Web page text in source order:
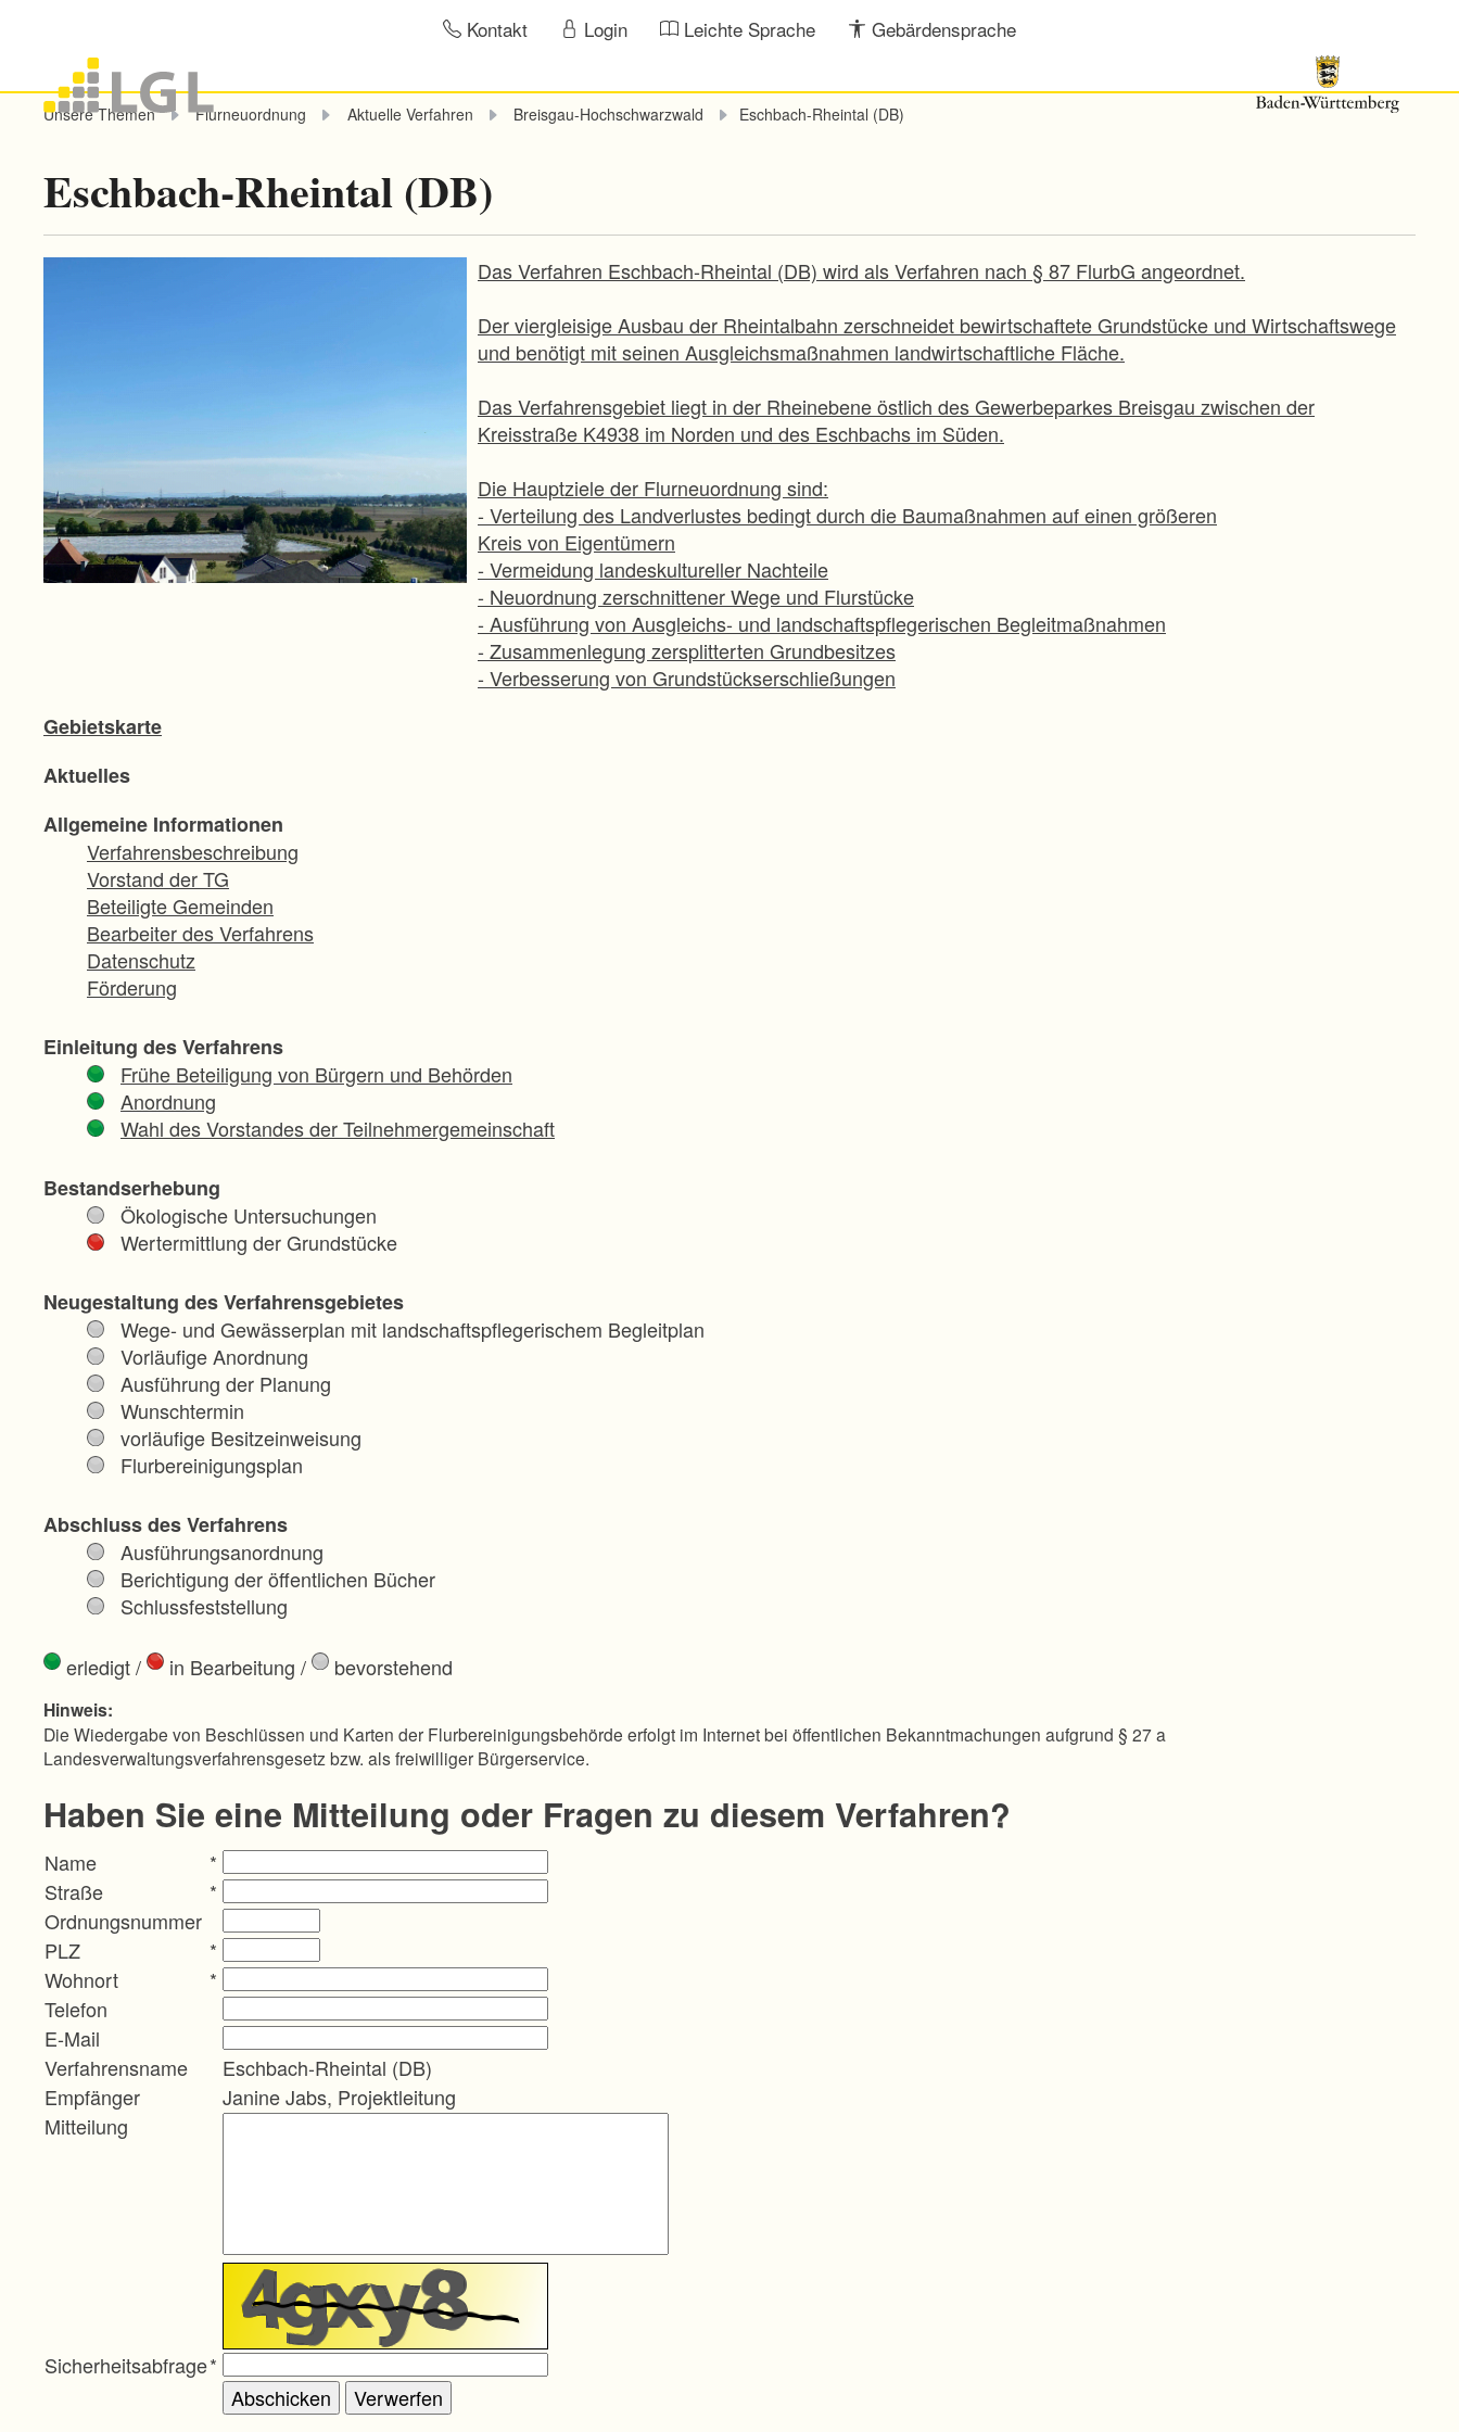
Kontakt Login Leichte Sprache Gebärdensprache
Unsere Themen Flurneuordnung Aktuelle Verfahren Breisgau-Hochschwarzwald Eschbach-Rheintal (DB)
Eschbach-Rheintal (DB)
Das Verfahren Eschbach-Rheintal (DB) wird als Verfahren nach § 87 FlurbG angeordnet.
Der viergleisige Ausbau der Rheintalbahn zerschneidet bewirtschaftete Grundstücke und Wirtschaftswege
und benötigt mit seinen Ausgleichsmaßnahmen landwirtschaftliche Fläche.
Das Verfahrensgebiet liegt in der Rheinebene östlich des Gewerbeparkes Breisgau zwischen der
Kreisstraße K4938 im Norden und des Eschbachs im Süden.
Die Hauptziele der Flurneuordnung sind:
- Verteilung des Landverlustes bedingt durch die Baumaßnahmen auf einen größeren
Kreis von Eigentümern
- Vermeidung landeskultureller Nachteile
- Neuordnung zerschnittener Wege und Flurstücke
- Ausführung von Ausgleichs- und landschaftspflegerischen Begleitmaßnahmen
- Zusammenlegung zersplitterten Grundbesitzes
- Verbesserung von Grundstückserschließungen
Gebietskarte
Aktuelles
Allgemeine Informationen
Verfahrensbeschreibung
Vorstand der TG
Beteiligte Gemeinden
Bearbeiter des Verfahrens
Datenschutz
Förderung
Einleitung des Verfahrens
Frühe Beteiligung von Bürgern und Behörden
Anordnung
Wahl des Vorstandes der Teilnehmergemeinschaft
Bestandserhebung
Ökologische Untersuchungen
Wertermittlung der Grundstücke
Neugestaltung des Verfahrensgebietes
Wege- und Gewässerplan mit landschaftspflegerischem Begleitplan
Vorläufige Anordnung
Ausführung der Planung
Wunschtermin
vorläufige Besitzeinweisung
Flurbereinigungsplan
Abschluss des Verfahrens
Ausführungsanordnung
Berichtigung der öffentlichen Bücher
Schlussfeststellung
erledigt/ in Bearbeitung / bevorstehend
Hinweis:
Die Wiedergabe von Beschlüssen und Karten der Flurbereinigungsbehörde erfolgt im Internet bei öffentlichen Bekanntmachungen aufgrund § 27 a
Landesverwaltungsverfahrensgesetz bzw. als freiwilliger Bürgerservice.
Haben Sie eine Mitteilung oder Fragen zu diesem Verfahren?
Name
*
Straße
*
Ordnungsnummer
PLZ
*
Wohnort
*
Telefon
E-Mail
Verfahrensname
Eschbach-Rheintal (DB)
Empfänger
Janine Jabs, Projektleitung
Mitteilung
Sicherheitsabfrage*